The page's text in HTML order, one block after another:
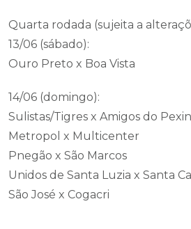
Quarta rodada (sujeita a
13/06 (sábado):
Ouro Preto x Boa Vista
14/06 (domingo):
Sulistas/Tigres x Amigos do
Metropol x Multicenter
Pnegão x São Marcos
Unidos de Santa Luzia x Santa
São José x Cogacri